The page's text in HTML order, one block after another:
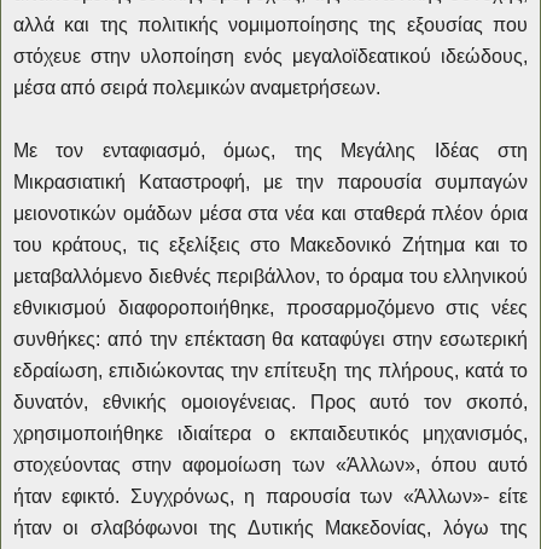
αλλά και της πολιτικής νομιμοποίησης της εξουσίας που
στόχευε στην υλοποίηση ενός μεγαλοϊδεατικού ιδεώδους,
μέσα από σειρά πολεμικών αναμετρήσεων.
Με τον ενταφιασμό, όμως, της Μεγάλης Ιδέας στη
Μικρασιατική Καταστροφή, με την παρουσία συμπαγών
μειονοτικών ομάδων μέσα στα νέα και σταθερά πλέον όρια
του κράτους, τις εξελίξεις στο Μακεδονικό Ζήτημα και το
μεταβαλλόμενο διεθνές περιβάλλον, το όραμα του ελληνικού
εθνικισμού διαφοροποιήθηκε, προσαρμοζόμενο στις νέες
συνθήκες: από την επέκταση θα καταφύγει στην εσωτερική
εδραίωση, επιδιώκοντας την επίτευξη της πλήρους, κατά το
δυνατόν, εθνικής ομοιογένειας. Προς αυτό τον σκοπό,
χρησιμοποιήθηκε ιδιαίτερα ο εκπαιδευτικός μηχανισμός,
στοχεύοντας στην αφομοίωση των «Άλλων», όπου αυτό
ήταν εφικτό. Συγχρόνως, η παρουσία των «Άλλων»- είτε
ήταν οι σλαβόφωνοι της Δυτικής Μακεδονίας, λόγω της